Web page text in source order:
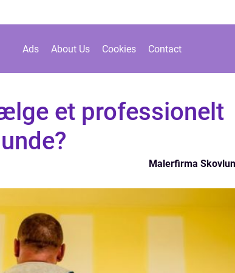
Ads About Us Cookies Contact
et professionelt
Malerfirma